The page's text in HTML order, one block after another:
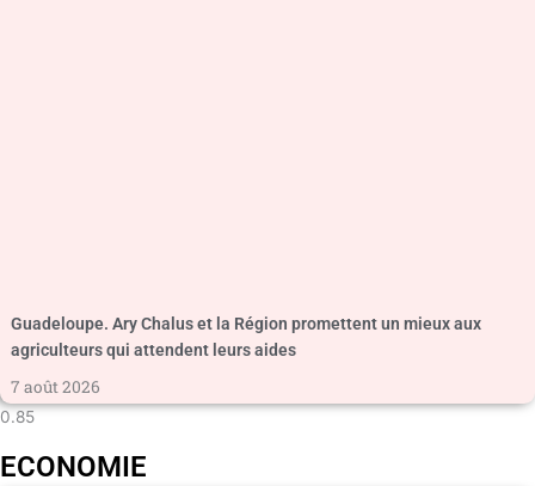
Guadeloupe. Ary Chalus et la Région promettent un mieux aux
agriculteurs qui attendent leurs aides
7 août 2026
ECONOMIE